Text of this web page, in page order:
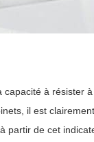
à résister
il est
partir de cet